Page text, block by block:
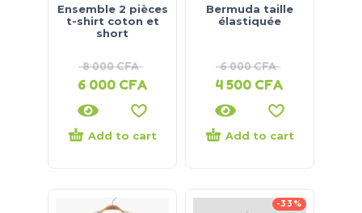
Ensemble 2 pièces
t-shirt coton et
short
8 000CFA
6 000 CFA
Add to cart
Bermuda taille
élastiquée
6 000CFA
4 500 CFA
Add to cart
-33%